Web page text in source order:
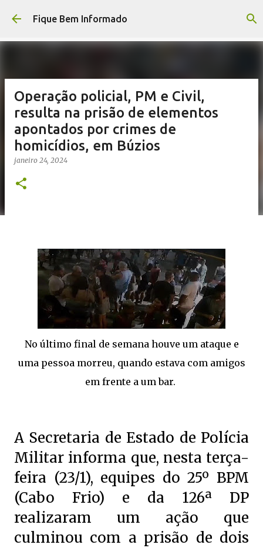
Pular para o conteúdo principal
Fique Bem Informado
Operação policial, PM e Civil,
resulta na prisão de elementos
apontados por crimes de
homicídios, em Búzios
janeiro 24, 2024
No último final de semana houve um ataque e
uma pessoa morreu, quando estava com amigos
em frente a um bar.
A Secretaria de Estado de Polícia
Militar informa que, nesta terça-
feira (23/1), equipes do 25º BPM
(Cabo Frio) e da 126ª DP
realizaram um ação que
culminou com a prisão de dois